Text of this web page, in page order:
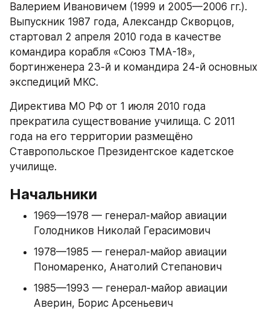
Валерием Ивановичем (1999 и 2005—2006 гг.).
Выпускник 1987 года, Александр Скворцов,
стартовал 2 апреля 2010 года в качестве
командира корабля «Союз ТМА-18»,
бортинженера 23-й и командира 24-й основных
экспедиций МКС.
Директива МО РФ от 1 июля 2010 года
прекратила существование училища. C 2011
года на его территории размещёно
Ставропольское Президентское кадетское
училище.
Начальники
1969—1978 — генерал-майор авиации
Голодников Николай Герасимович
1978—1985 — генерал-майор авиации
Пономаренко, Анатолий Степанович
1985—1993 — генерал-майор авиации
Аверин, Борис Арсеньевич